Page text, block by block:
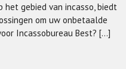
gebied van incasso, biedt
om uw onbetaalde
Incassobureau Best? […]